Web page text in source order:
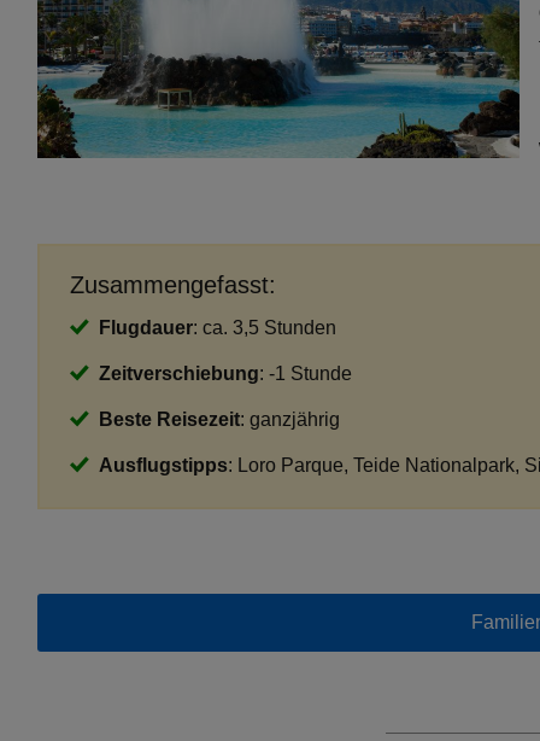
Zusammengefasst:
Flugdauer: ca. 3,5 Stunden
Zeitverschiebung: -1 Stunde
Beste Reisezeit: ganzjährig
Ausflugstipps: Loro Parque, Teide Nationalpark,